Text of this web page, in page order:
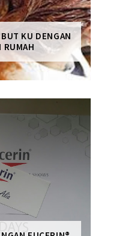
KU DENGAN
RUMAH